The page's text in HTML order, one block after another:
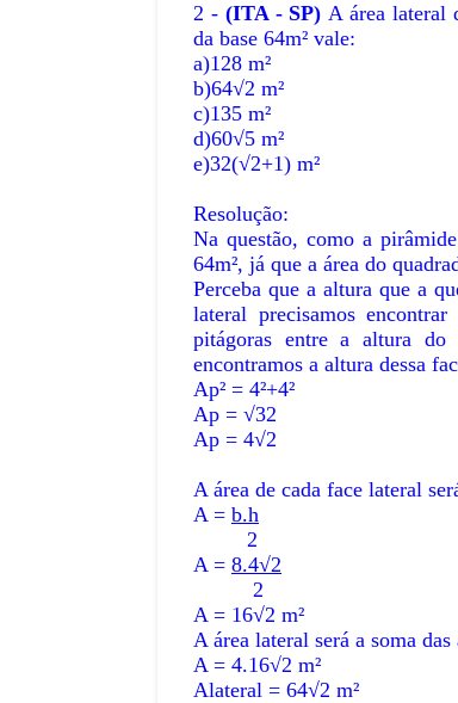
2 - (ITA - SP) A área lateral
da base 64m² vale:
a)128 m²
b)64√2 m²
c)135 m²
d)60√5 m²
e)32(√2+1) m²
Resolução:
Na questão, como a
64m², já que a área do
Perceba que a altura que a
lateral precisamos
pitágoras entre a altura
encontramos a altura dessa
Ap² = 4²+4²
Ap = √32
Ap = 4√2
A área de cada face lateral
A = b.h
2
A = 8.4√2
2
A = 16√2 m²
A área lateral será a soma
A = 4.16√2 m²
Alateral = 64√2 m²
Mundo de 1970:
do Futebol
de 1970: A Consagração do
,
COPA DO MUNDO
A Copa do
O Futebol